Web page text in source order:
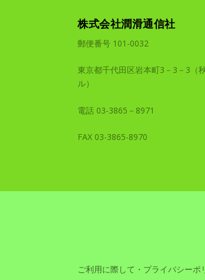
株式会社潤滑通信社
郵便番号 101-0032
東京都千代田区岩本町3－3－3（
ル）
電話 03-3865－8971
FAX 03-3865-8970
ご利用に際して・プライバシーポ